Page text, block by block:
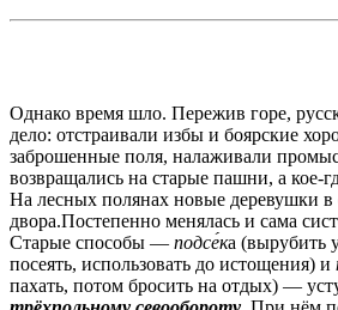
Однако время шло. Пережив горе,
дело: отстраивали избы и боярские
заброшенные поля, налаживали
возвращались на старые пашни, а кое-
На лесных полянах новые деревушки в
двора.Постепенно менялась и сама
Старые способы — подсе́ка (вырубить
посеять, использовать до истощения) и
пахать, потом бросить на отдых) —